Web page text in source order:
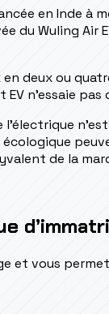
en Inde
du Wuling Air
en deux ou
EV n'essaie
l'électrique
de la
et vous